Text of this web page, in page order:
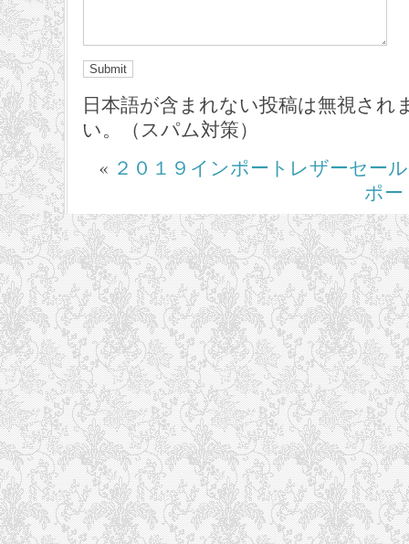
日本語が含まれない投稿は無視され
い。（スパム対策）
« ２０１９インポートレザーセー
ポ